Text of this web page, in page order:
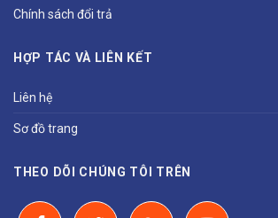
Chính sách đổi trả
HỢP TÁC VÀ LIÊN KẾT
Liên hệ
Sơ đồ trang
THEO DÕI CHÚNG TÔI TRÊN